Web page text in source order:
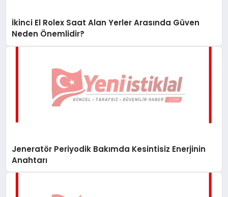
İkinci El Rolex Saat Alan Yerler Arasında Güven
Neden Önemlidir?
Jeneratör Periyodik Bakımda Kesintisiz Enerjinin
Anahtarı